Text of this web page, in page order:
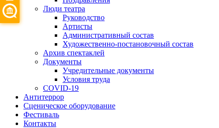
Люди театра
Руководство
Артисты
Административный состав
Художественно-постановочный состав
Архив спектаклей
Документы
Учредительные документы
Условия труда
COVID-19
Антитеррор
Сценическое оборудование
Фестиваль
Контакты